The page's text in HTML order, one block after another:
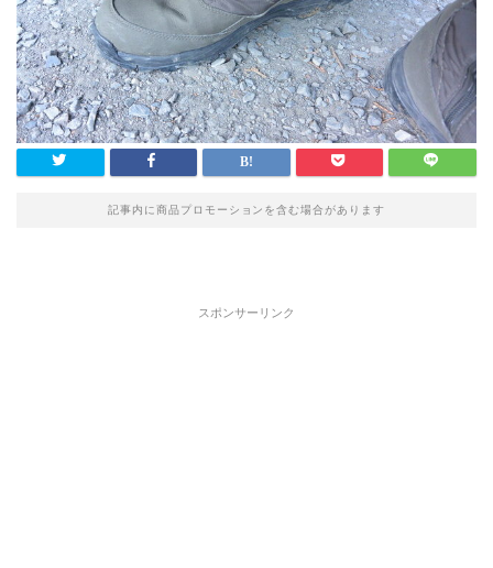
記事内に商品プロモーションを含む場合があります
スポンサーリンク